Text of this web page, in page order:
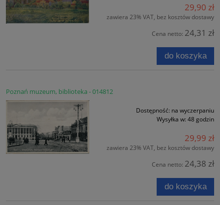
29,90 zł
zawiera 23% VAT, bez kosztów dostawy
Cena netto: 24,31 zł
do koszyka
Poznań muzeum, biblioteka - 014812
Dostępność: na wyczerpaniu
Wysyłka w: 48 godzin
29,99 zł
zawiera 23% VAT, bez kosztów dostawy
Cena netto: 24,38 zł
do koszyka